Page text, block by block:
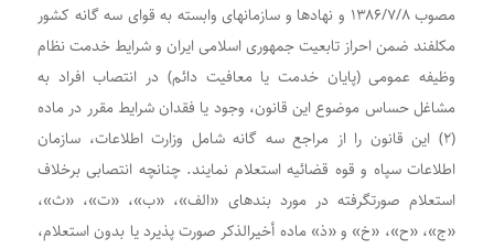
مصوب ۱۳۸۶/۷/۸ و نهادها و سازمان­های وابسته به قوای سه­ گانه کشور
مکلفند ضمن احراز تابعیت جمهوری اسلامی ایران و شرایط خدمت نظام
وظیفه عمومی (پایان خدمت یا معافیت دائم) در انتصاب افراد به
مشاغل حساس موضوع این قانون، وجود یا فقدان شرایط مقرر در ماده
(۲) این قانون را از مراجع سه­ گانه شامل وزارت اطلاعات، سازمان
اطلاعات سپاه و قوه قضائیه استعلام نمایند. چنانچه انتصابی برخلاف
استعلام صورت­گرفته در مورد بندهای «الف»، «ب»، «ت»، «ث»،
«ج»، «ح»، «خ» و «ذ» ماده أخیرالذکر صورت پذیرد یا بدون استعلام،